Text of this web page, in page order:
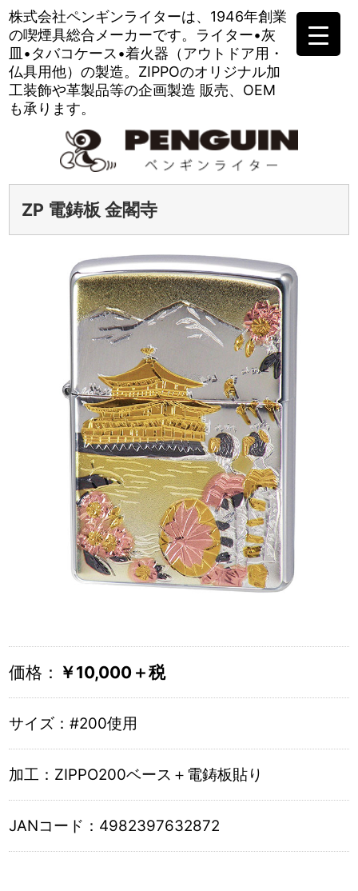
株式会社ペンギンライターは、 1946年創業
の喫煙具総合メーカーです。 ライター•灰
皿•タバコケース•着火器（アウトドア用・
仏具用他）の製造。 ZIPPOのオリジナル加
工装飾や革製品等の企画製造 販売、OEM
も承ります。
ZP 電鋳板 金閣寺
価格： ￥10,000＋税
サイズ：#200使用
加工： ZIPPO200ベース＋電鋳板貼り
JANコード： 4982397632872